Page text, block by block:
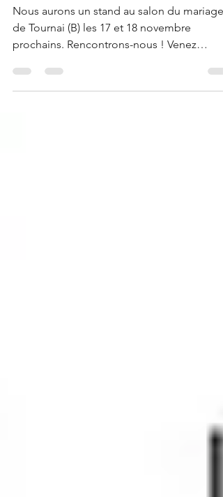
invitations offertes
Nous aurons un stand au salon du mariage
de Tournai (B) les 17 et 18 novembre
prochains. Rencontrons-nous ! Venez
découvrir toutes nos...